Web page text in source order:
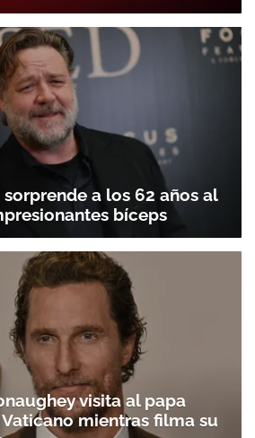
a los 62 años al
bíceps
visita al papa
Vaticano mientras filma su